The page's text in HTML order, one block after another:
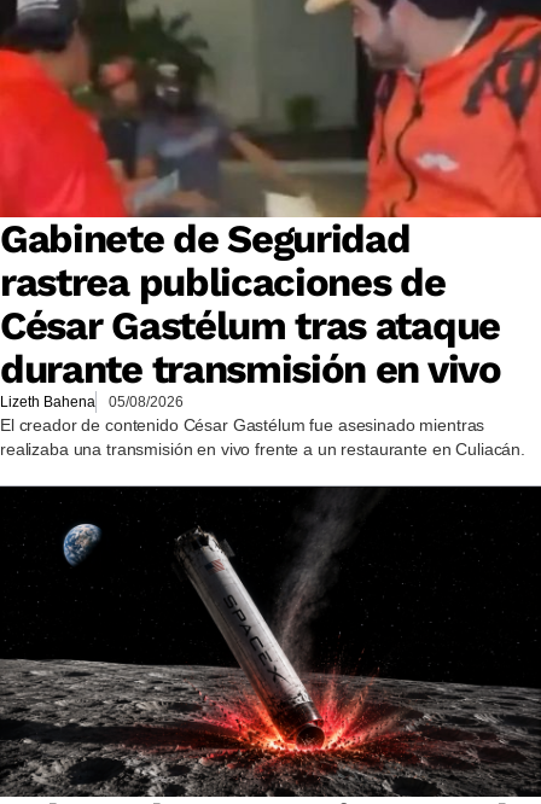
Gabinete de Seguridad
rastrea publicaciones de
César Gastélum tras ataque
durante transmisión en vivo
Lizeth Bahena 05/08/2026
El creador de contenido César Gastélum fue asesinado mientras
realizaba una transmisión en vivo frente a un restaurante en Culiacán.